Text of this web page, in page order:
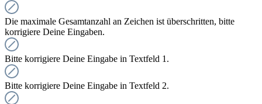
Die maximale Gesamtanzahl an Zeichen ist überschritten, bitte
korrigiere Deine Eingaben.
Bitte korrigiere Deine Eingabe in Textfeld 1.
Bitte korrigiere Deine Eingabe in Textfeld 2.